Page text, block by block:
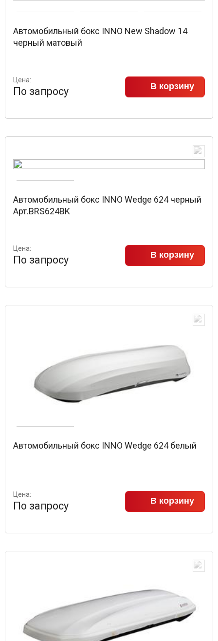
Автомобильный бокс INNO New Shadow 14
черный матовый
Цена:
По запросу В корзину
Автомобильный бокс INNO Wedge 624 черный
Арт.BRS624BK
Цена:
По запросу В корзину
Автомобильный бокс INNO Wedge 624 белый
Цена:
По запросу В корзину